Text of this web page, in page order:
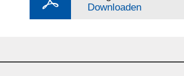
Downloaden